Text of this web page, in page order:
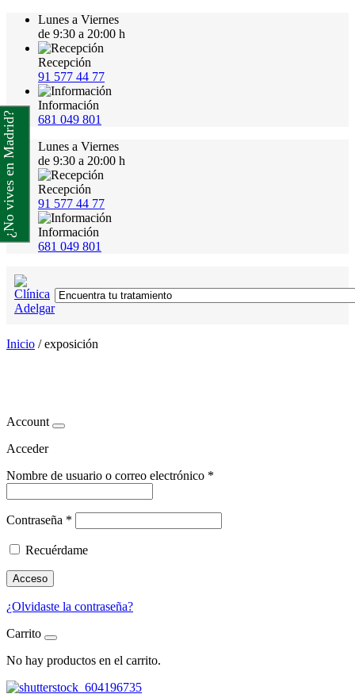
Lunes a Viernes
de 9:30 a 20:00 h
Recepción
91 577 44 77
Información
681 049 801
Lunes a Viernes
de 9:30 a 20:00 h
Recepción
91 577 44 77
Información
681 049 801
Inicio /exposición
Account
Acceder
Nombre de usuario o correo electrónico *
Contraseña *
Recuérdame
Acceso
¿Olvidaste la contraseña?
Carrito
No hay productos en el carrito.
¿No vives en Madrid?